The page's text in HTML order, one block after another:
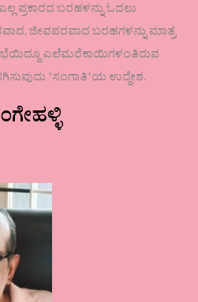
ಪ್ರಕಾರದ ಬರಹಳನ್ನು ಓದಲು
ಜೀವಪರವಾದ ಬರಹಗಳನ್ನು ಮಾತ್ರ
ಎಲೆಮರೆಕಾಯಿಗಳಂತಿರುವ
ʼಸಂಗಾತಿʼಯ ಉದ್ದೇಶ.